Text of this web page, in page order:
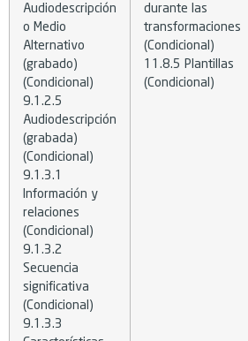
Audiodescripción
o Medio
Alternativo
(grabado)
(Condicional)
9.1.2.5
Audiodescripción
(grabada)
(Condicional)
9.1.3.1
Información y
relaciones
(Condicional)
9.1.3.2
Secuencia
significativa
(Condicional)
9.1.3.3
durante las
transformaciones
(Condicional)
11.8.5 Plantillas
(Condicional)